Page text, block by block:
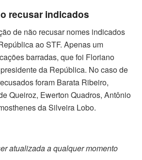
recusar indicados
de não recusar nomes indicados
ao STF. Apenas um
barradas, que foi Floriano
da República. No caso de
foram Barata Ribeiro,
Queiroz, Ewerton Quadros, Antônio
da Silveira Lobo.
atualizada a qualquer momento